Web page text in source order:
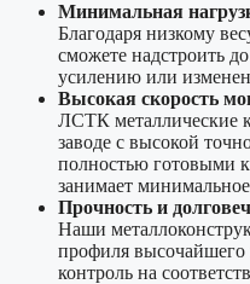
Минимальная
Благодаря низкому
сможете надстроить до
усилению или
Высокая скорость
ЛСТК металлические
заводе с высокой
полностью готовыми
занимает
Прочность и
Наши
профиля высочайшего
контроль на